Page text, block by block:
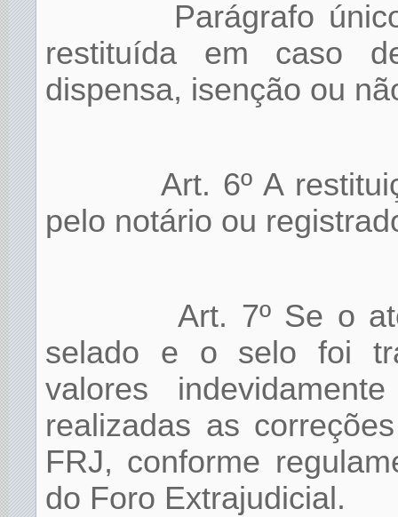
Parágrafo
restituída em caso
dispensa, isenção ou
Art. 6º A
pelo notário ou
Art. 7º Se o
selado e o selo foi
valores
realizadas as
FRJ, conforme
do Foro Extrajudicial.